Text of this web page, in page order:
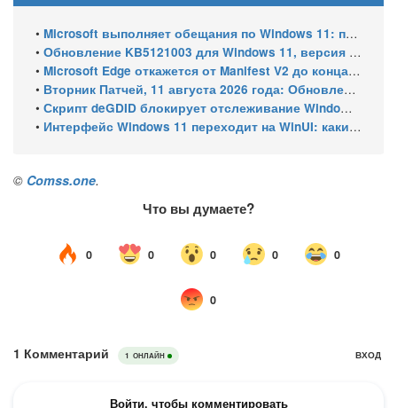
• Microsoft выполняет обещания по Windows 11: пять крупных улучшений системы
• Обновление KB5121003 для Windows 11, версия 25H2 и 24H2: какие улучшения получит Windows
• Microsoft Edge откажется от Manifest V2 до конца 2026 года – классический uBlock Origin перестанет работать
• Вторник Патчей, 11 августа 2026 года: Обновления безопасности для Windows 11 (включая KB5121003), ESU-обновления для Windows 10
• Скрипт deGDID блокирует отслеживание Windows по глобальному идентификатору устройства
• Интерфейс Windows 11 переходит на WinUI: какие системные элементы обновит Microsoft
© Comss.one.